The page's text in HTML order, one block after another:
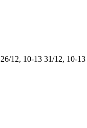
26/12, 10-13 31/12, 10-13